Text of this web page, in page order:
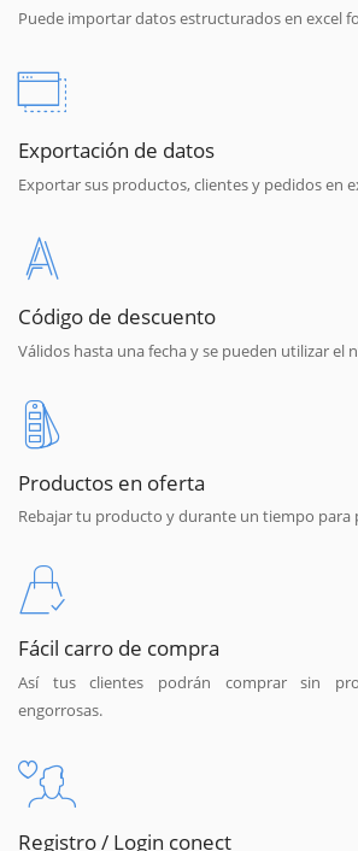
Puede importar datos estructurados en excel
Exportación de datos
Exportar sus productos, clientes y pedidos en
Código de descuento
Válidos hasta una fecha y se pueden utilizar el
Productos en oferta
Rebajar tu producto y durante un tiempo para
Fácil carro de compra
Así tus clientes podrán comprar sin
engorrosas.
Registro / Login conect